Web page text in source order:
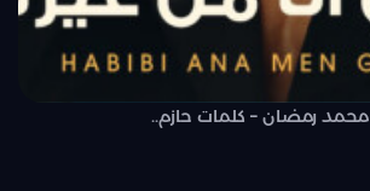
محمد رمضان – كلمات حازم..